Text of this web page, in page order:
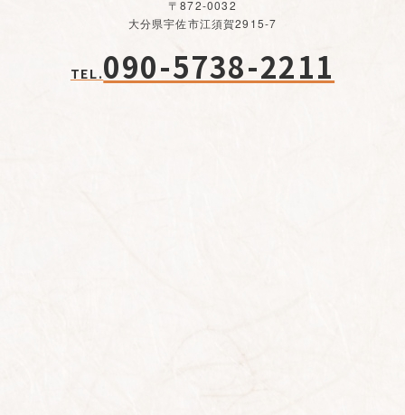
〒872-0032
大分県宇佐市江須賀2915-7
TEL.090-5738-2211